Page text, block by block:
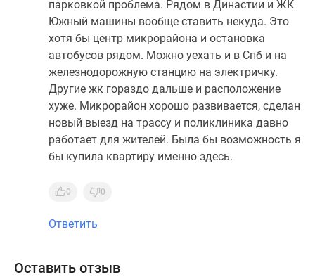
парковкой проблема. Рядом в Династии и ЖК
Южный машины вообще ставить некуда. Это
хотя бы центр микрорайона и остановка
автобусов рядом. Можно уехать и в Спб и на
железнодорожную станцию на электричку.
Другие жк гораздо дальше и расположение
хуже. Микрорайон хорошо развивается, сделан
новый выезд на трассу и поликлиника давно
работает для жителей. Была бы возможность я
бы купила квартиру именно здесь.
0 0
Ответить
Оставить отзыв